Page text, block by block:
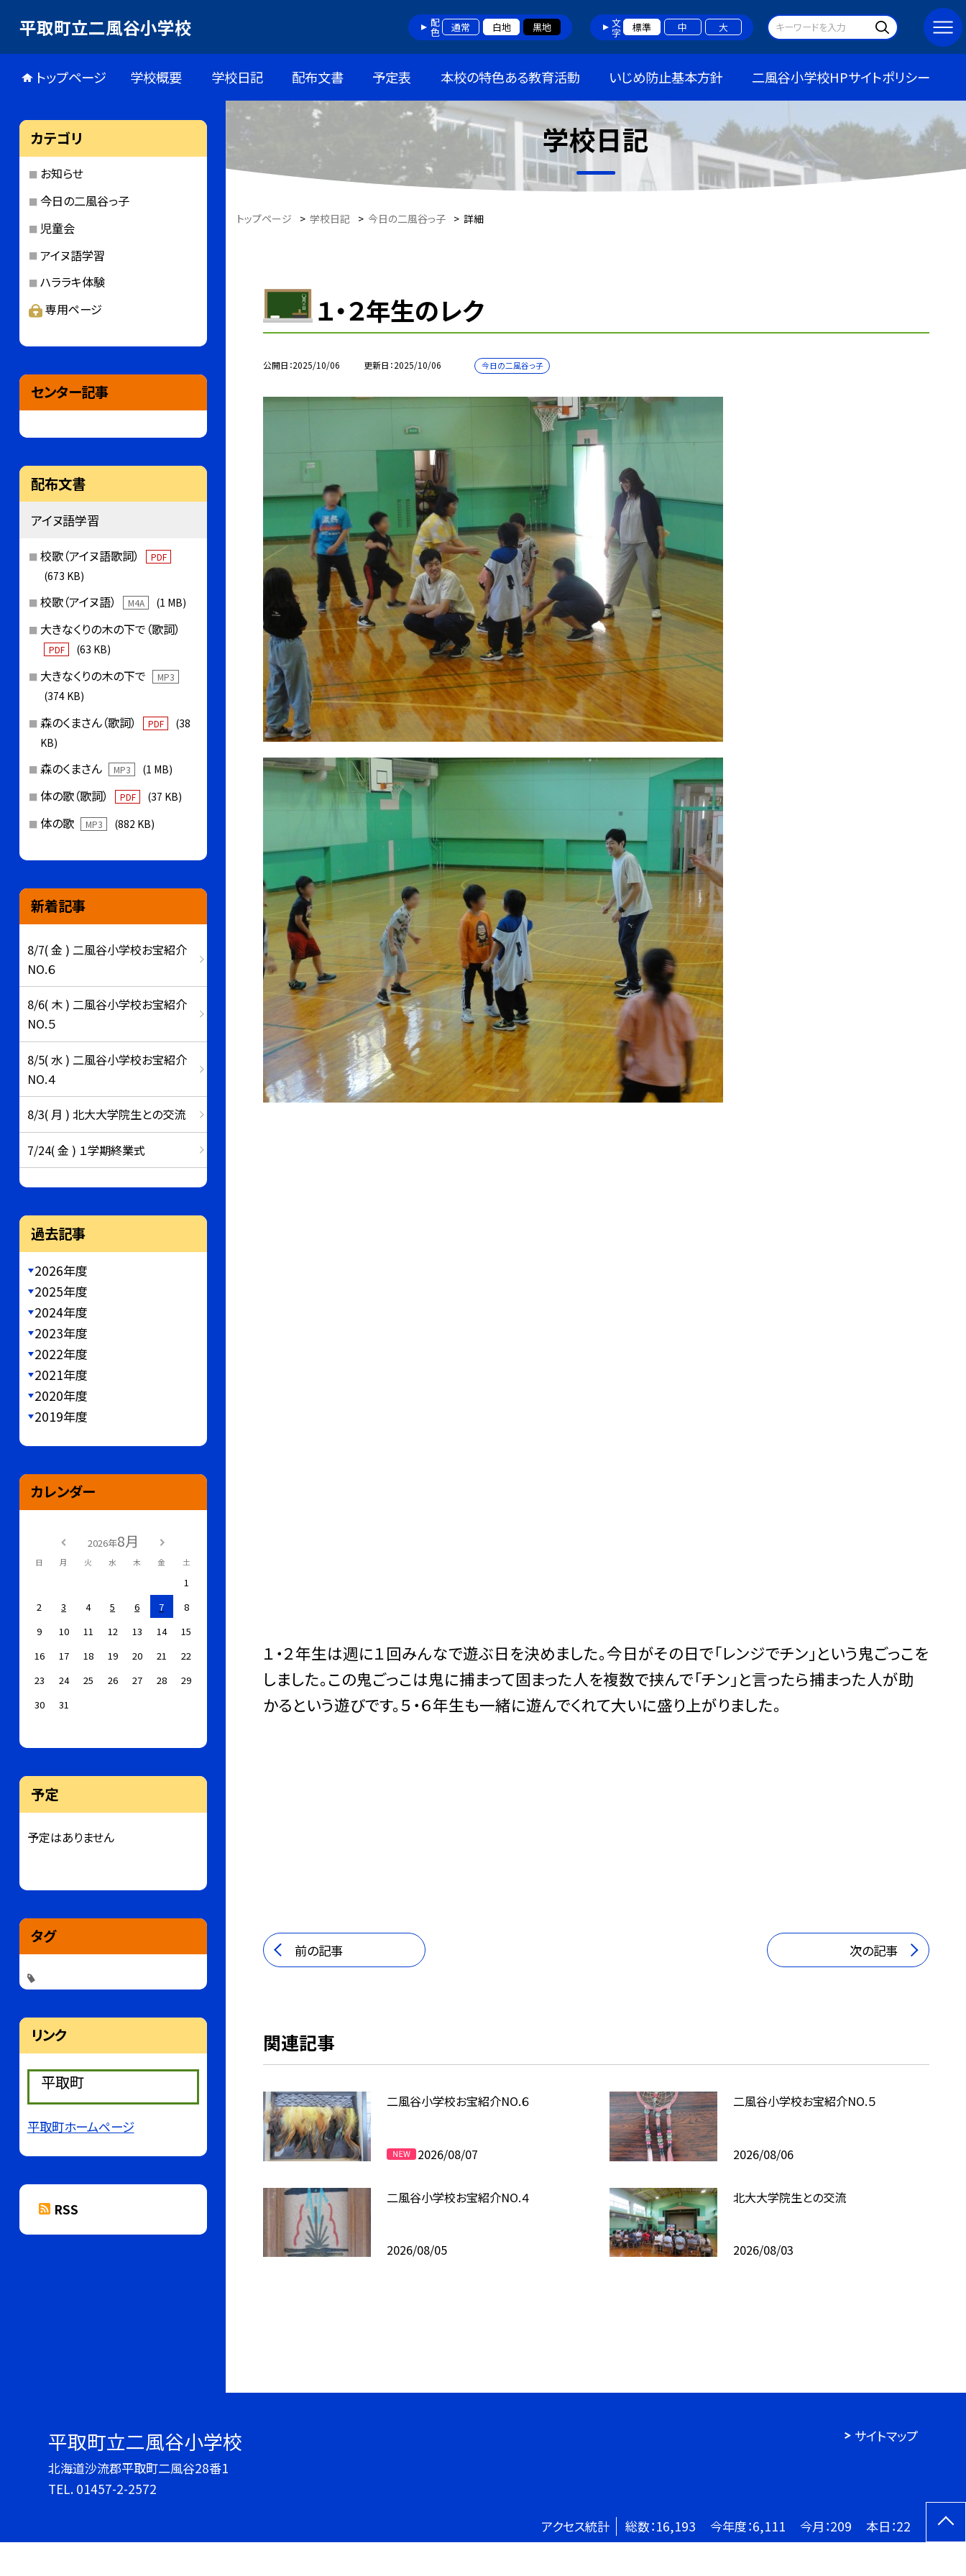
平取町立二風谷小学校 配色 通常 白地 黒地 文字 標準 中 大
トップページ 学校概要 学校日記 配布文書 予定表 本校の特色ある教育活動 いじめ防止基本方針 二風谷小学校HPサイトポリシー
学校日記
トップページ > 学校日記 > 今日の二風谷っ子 > 詳細
１・２年生のレク
公開日 2025/10/06 更新日 2025/10/06 今日の二風谷っ子
１・２年生は週に１回みんなで遊ぶ日を決めました。今日がその日で「レンジでチン」という鬼ごっこを
しました。この鬼ごっこは鬼に捕まって固まった人を複数で挟んで「チン」と言ったら捕まった人が助
かるという遊びです。５・６年生も一緒に遊んでくれて大いに盛り上がりました。
前の記事 次の記事
関連記事
二風谷小学校お宝紹介NO.６
2026/08/07
二風谷小学校お宝紹介NO.５
2026/08/06
二風谷小学校お宝紹介NO.４
2026/08/05
北大大学院生との交流
2026/08/03
カテゴリ
お知らせ
今日の二風谷っ子
児童会
アイヌ語学習
ハララキ体験
専用ページ
センター記事
配布文書
アイヌ語学習
校歌（アイヌ語歌詞） PDF
(673 KB)
校歌（アイヌ語） M4A (1 MB)
大きなくりの木の下で（歌詞）
PDF (63 KB)
大きなくりの木の下で MP3
(374 KB)
森のくまさん（歌詞） PDF
(38
KB)
森のくまさん MP3 (1 MB)
体の歌（歌詞） PDF (37 KB)
体の歌 MP3 (882 KB)
新着記事
8/7( 金 ) 二風谷小学校お宝紹介
NO.６
8/6( 木 ) 二風谷小学校お宝紹介
NO.５
8/5( 水 ) 二風谷小学校お宝紹介
NO.４
8/3( 月 ) 北大大学院生との交流
7/24( 金 ) １学期終業式
過去記事
2026年度
2025年度
2024年度
2023年度
2022年度
2021年度
2020年度
2019年度
カレンダー
2026年8月
日 月 火 水 木 金 土
1
2
3 4 5 6 7
8
9
10 11 12 13 14
15
16
17 18 19 20 21
22
23
24 25 26 27 28
29
30
31
予定
予定はありません
タグ
リンク
平取町
平取町ホームページ
RSS
平取町立二風谷小学校
北海道沙流郡平取町二風谷28番1
TEL. 01457-2-2572
サイトマップ
アクセス統計 総数：16,193 今年度：6,111 今月：209 本日：22